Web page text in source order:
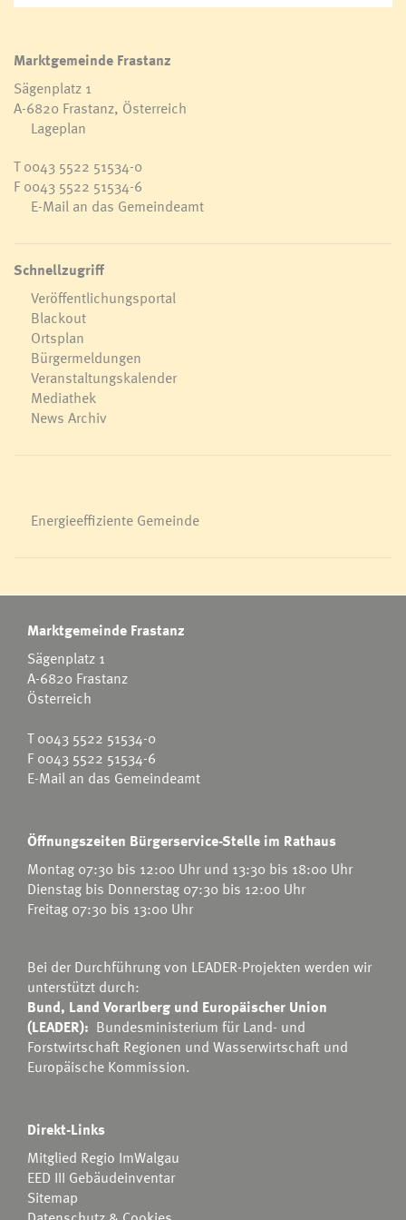
Marktgemeinde Frastanz
Sägenplatz 1
A-6820 Frastanz, Österreich
Lageplan
T0043 5522 51534-0
F 0043 5522 51534-6
E-Mail an das Gemeindeamt
Schnellzugriff
Veröffentlichungsportal
Blackout
Ortsplan
Bürgermeldungen
Veranstaltungskalender
Mediathek
News Archiv
Energieeffiziente Gemeinde
Marktgemeinde Frastanz
Sägenplatz 1
A-6820 Frastanz
Österreich
T0043 5522 51534-0
F 0043 5522 51534-6
E-Mail an das Gemeindeamt
Öffnungszeiten Bürgerservice-Stelle im Rathaus
Montag 07:30 bis 12:00 Uhr und 13:30 bis 18:00 Uhr
Dienstag bis Donnerstag 07:30 bis 12:00 Uhr
Freitag 07:30 bis 13:00 Uhr
Bei der Durchführung von LEADER-Projekten werden wir
unterstützt durch:
Bund, Land Vorarlberg und Europäischer Union
(LEADER): Bundesministerium für Land- und
Forstwirtschaft Regionen und Wasserwirtschaft und
Europäische Kommission.
Direkt-Links
Mitglied Regio ImWalgau
EED III Gebäudeinventar
Sitemap